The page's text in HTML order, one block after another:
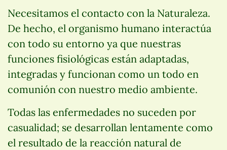
Necesitamos el contacto con la Naturaleza.
De hecho, el organismo humano interactúa
con todo su entorno ya que nuestras
funciones fisiológicas están adaptadas,
integradas y funcionan como un todo en
comunión con nuestro medio ambiente.
Todas las enfermedades no suceden por
casualidad; se desarrollan lentamente como
el resultado de la reacción natural de